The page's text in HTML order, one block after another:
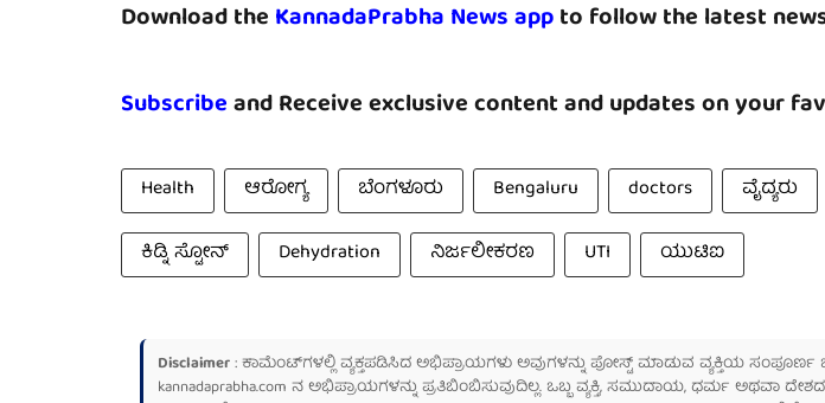
Download the KannadaPrabha News appto follow the latest
Subscribeand Receive exclusive content and updates on your
Health ಆರೋಗ್ಯ ಬೆಂಗಳೂರು Bengaluru doctors ವೈದ್ಯರು
ಕಿಡ್ನಿ ಸ್ಟೋನ್
Dehydration ನಿರ್ಜಲೀಕರಣ UTI ಯುಟಿಐ
Disclaimer: ಕಾಮೆಂಟ್‌ಗಳಲ್ಲಿ ವ್ಯಕ್ತಪಡಿಸಿದ ಅಭಿಪ್ರಾಯಗಳು ಅವುಗಳನ್ನು ಪೋಸ್ಟ್ ಮಾಡುವ ವ್ಯಕ್ತಿಯ
kannadaprabha.com ನ ಅಭಿಪ್ರಾಯಗಳನ್ನು ಪ್ರತಿಬಿಂಬಿಸುವುದಿಲ್ಲ. ಒಬ್ಬ ವ್ಯಕ್ತಿ, ಸಮುದಾಯ, ಧರ್ಮ ಅಥವಾ